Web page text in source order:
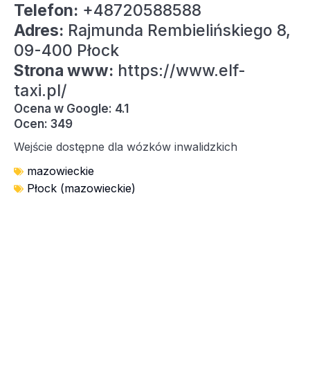
Telefon: +48720588588
Adres: Rajmunda Rembielińskiego 8,
09-400 Płock
Strona www: https://www.elf-
taxi.pl/
Ocena w Google: 4.1
Ocen: 349
Wejście dostępne dla wózków inwalidzkich
mazowieckie
Płock (mazowieckie)